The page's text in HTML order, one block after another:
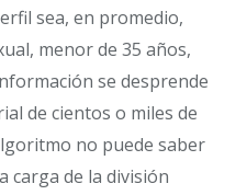
sea, en promedio,
menor de 35 años,
se desprende
de cientos o miles de
no puede saber
carga de la división